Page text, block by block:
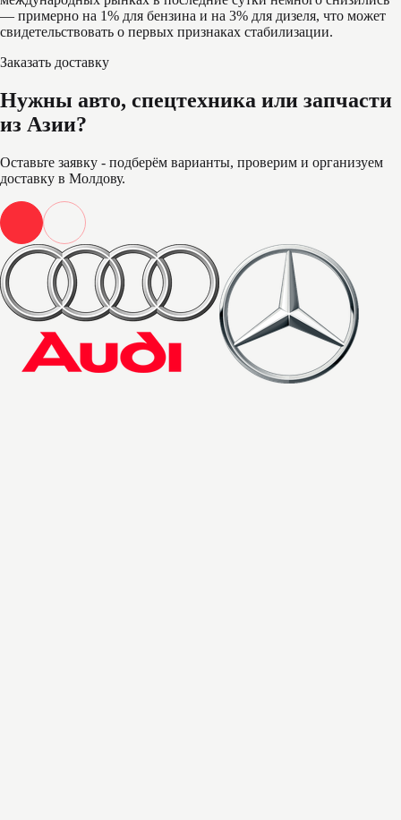
— примерно на 1% для бензина и на 3% для дизеля, что может
свидетельствовать о первых признаках стабилизации.
Заказать доставку
Нужны авто, спецтехника или запчасти
из Азии?
Оставьте заявку - подберём варианты, проверим и организуем
доставку в Молдову.